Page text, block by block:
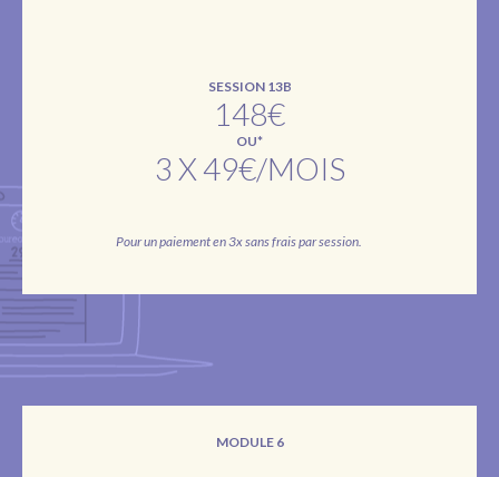
SESSION 13B
148€
OU*
3 X 49€/MOIS
Pour un paiement en 3x sans frais par session.
MODULE 6